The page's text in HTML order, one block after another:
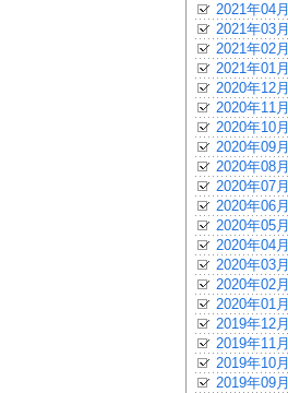
2021年04月
2021年03月
2021年02月
2021年01月
2020年12月
2020年11月
2020年10月
2020年09月
2020年08月
2020年07月
2020年06月
2020年05月
2020年04月
2020年03月
2020年02月
2020年01月
2019年12月
2019年11月
2019年10月
2019年09月